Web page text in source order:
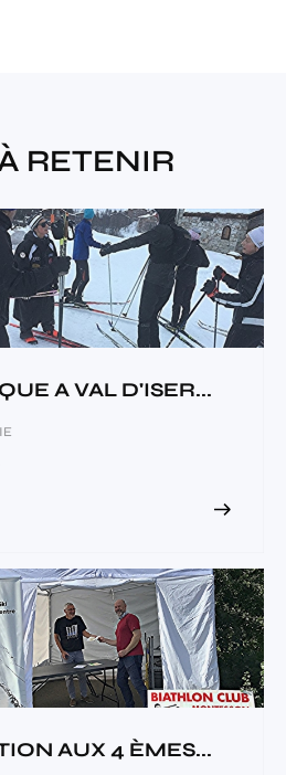
RETENIR
A VAL D'ISER...
AUX 4 ÈMES...